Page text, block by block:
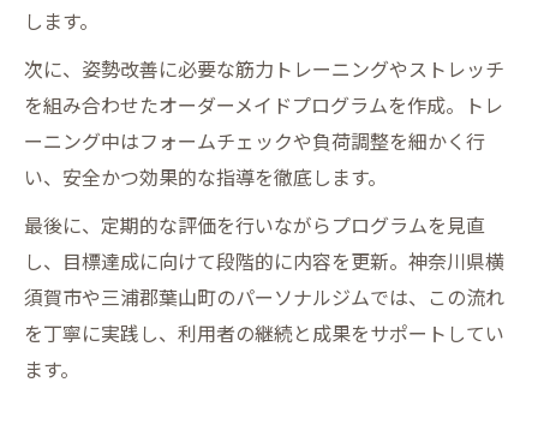
します。
次に、姿勢改善に必要な筋力トレーニングやストレッチ
を組み合わせたオーダーメイドプログラムを作成。トレ
ーニング中はフォームチェックや負荷調整を細かく行
い、安全かつ効果的な指導を徹底します。
最後に、定期的な評価を行いながらプログラムを見直
し、目標達成に向けて段階的に内容を更新。神奈川県横
須賀市や三浦郡葉山町のパーソナルジムでは、この流れ
を丁寧に実践し、利用者の継続と成果をサポートしてい
ます。